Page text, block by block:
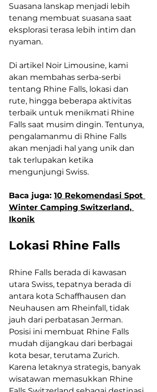
Suasana lanskap menjadi lebih
tenang membuat suasana saat
eksplorasi terasa lebih intim dan
nyaman.
Di artikel Noir Limousine, kami
akan membahas serba-serbi
tentang Rhine Falls, lokasi dan
rute, hingga beberapa aktivitas
terbaik untuk menikmati Rhine
Falls saat musim dingin. Tentunya,
pengalamanmu di Rhine Falls
akan menjadi hal yang unik dan
tak terlupakan ketika
mengunjungi Swiss.
Baca juga: 10 Rekomendasi Spot
Winter Camping Switzerland,
Ikonik
Lokasi Rhine Falls
Rhine Falls berada di kawasan
utara Swiss, tepatnya berada di
antara kota Schaffhausen dan
Neuhausen am Rheinfall, tidak
jauh dari perbatasan Jerman.
Posisi ini membuat Rhine Falls
mudah dijangkau dari berbagai
kota besar, terutama Zurich.
Karena letaknya strategis, banyak
wisatawan memasukkan Rhine